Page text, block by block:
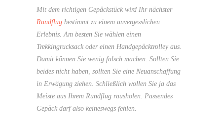
Mit dem richtigen Gepäckstück wird Ihr nächster
Rundflug bestimmt zu einem unvergesslichen
Erlebnis. Am besten Sie wählen einen
Trekkingrucksack oder einen Handgepäcktrolley aus.
Damit können Sie wenig falsch machen. Sollten Sie
beides nicht haben, sollten Sie eine Neuanschaffung
in Erwägung ziehen. Schließlich wollen Sie ja das
Meiste aus Ihrem Rundflug rausholen. Passendes
Gepäck darf also keineswegs fehlen.